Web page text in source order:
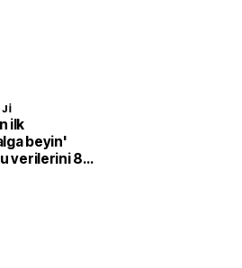
ilk
beyin'
verilerini 8